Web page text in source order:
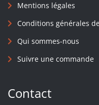
Mentions légales
Conditions générales
Qui sommes-nous
Suivre une commande
Contact